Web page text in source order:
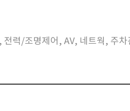
력/조명제어, AV, 네트웍, 주차